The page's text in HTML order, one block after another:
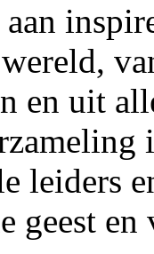
en uit
leiders
geest